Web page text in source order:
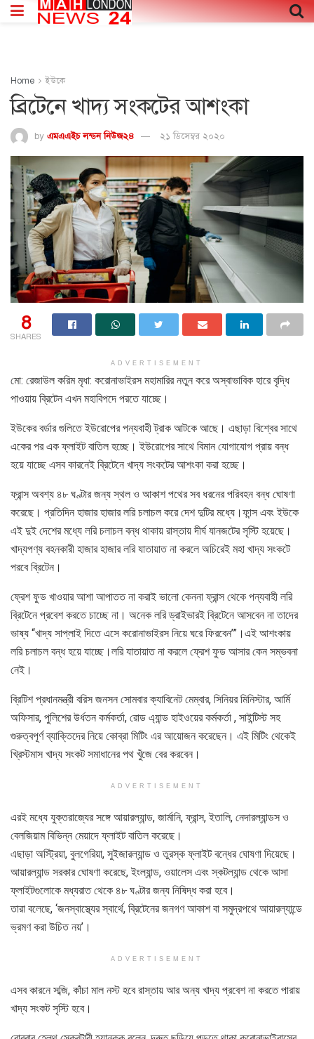
Home ইউকে
ব্রিটেনে খাদ্য সংকটের আশংকা
by এমএএইচ লন্ডন নিউজ২৪ ২১ ডিসেম্বর ২০২০
8
SHARES
ADVERTISEMENT
মো: রেজাউল করিম মৃধা: করোনাভাইরস মহামারির নতুন করে অস্বাভাবিক হারে বৃদ্ধি
পাওয়ায় ব্রিটেন এখন মহাবিপদে পরতে যাচ্ছে।
ইউকের বর্ডার গুলিতে ইউরোপের পন্যবাহী ট্রাক আটকে আছে। এছাড়া বিশ্বের সাথে
একের পর এক ফ্লাইট বাতিল হচ্ছে। ইউরোপের সাথে বিমান যোগাযোগ প্রায় বন্ধ
হয়ে যাচ্ছে এসব কারনেই ব্রিটেনে খাদ্য সংকটের আশংকা করা হচ্ছে।
ফ্রান্স অবশ্য ৪৮ ঘণ্টার জন্য স্থল ও আকাশ পথের সব ধরনের পরিবহন বন্ধ ঘোষণা
করেছে। প্রতিদিন হাজার হাজার লরি চলাচল করে দেশ দুটির মধ্যে।ফান্স এবং ইউকে
এই দুই দেশের মধ্যে লরি চলাচল বন্ধ থাকায় রাস্তায় দীর্ঘ যানজটের সৃস্টি হয়েছে।
খাদ্যপণ্য বহনকারী হাজার হাজার লরি যাতায়াত না করলে অচিরেই মহা খাদ্য সংকটে
পরবে ব্রিটেন।
ফ্রেশ ফুড খাওয়ার আশা আপাতত না করাই ভালো কেননা ফ্রান্স থেকে পন্যবাহী লরি
ব্রিটেনে প্রবেশ করতে চাচ্ছে না। অনেক লরি ড্রাইভারই ব্রিটেনে আসবেন না তাদের
ভাষ্য “খাদ্য সাপ্লাই দিতে এসে করোনাভাইরস নিয়ে ঘরে ফিরবেন’”।এই আশংকায়
লরি চলাচল বন্ধ হয়ে যাচ্ছে।লরি যাতায়াত না করলে ফ্রেশ ফুড আসার কেন সম্ভবনা
নেই।
ব্রিটিশ প্রধানমন্ত্রী বরিস জনসন সোমবার ক্যাবিনেট মেম্বার, সিনিয়র মিনিস্টার, আর্মি
অফিসার, পুলিশের উর্ধতন কর্মকর্তা, রোড এ্যান্ড হাইওয়ের কর্মকর্তা , সাইন্টিস্ট সহ
গুরুত্বপূর্ণ ব্যাক্তিদের নিয়ে কোব্রা মিটিং এর আয়োজন করেছেন। এই মিটিং থেকেই
খ্রিস্টমাস খাদ্য সংকট সমাধানের পথ খুঁজে বের করবেন।
ADVERTISEMENT
এরই মধ্যে যুক্তরাজ্যের সঙ্গে আয়ারল্যান্ড, জার্মানি, ফ্রান্স, ইতালি, নেদারল্যান্ডস ও
বেলজিয়াম বিভিন্ন মেয়াদে ফ্লাইট বাতিল করেছে।
এছাড়া অস্ট্রিয়া, বুলগেরিয়া, সুইজারল্যান্ড ও তুরস্ক ফ্লাইট বন্ধের ঘোষণা দিয়েছে।
আয়ার‌ল্যান্ড সরকার ঘোষণা করেছে, ইংল্যান্ড, ওয়ালেস এবং স্কটল্যান্ড থেকে আসা
ফ্লাইটগুলোকে মধ্যরাত থেকে ৪৮ ঘণ্টার জন্য নিষিদ্ধ করা হবে।
তারা বলেছে, ‘জনস্বাস্থ্যের স্বার্থে, ব্রিটেনের জনগণ আকাশ বা সমুদ্রপথে আয়ারল্যান্ডে
ভ্রমণ করা উচিত নয়’।
ADVERTISEMENT
এসব কারনে সব্জি, কাঁচা মাল নস্ট হবে রাস্তায় আর অন্য খাদ্য প্রবেশ না করতে পারায়
খাদ্য সংকট সৃস্টি হবে।